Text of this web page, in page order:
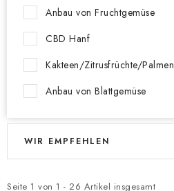
Anbau von Fruchtgemüse
CBD Hanf
Kakteen/Zitrusfrüchte/Palmen
Anbau von Blattgemüse
L
Seite 1 von 1 - 26 Artikel insgesamt
P WIR EMPFEHLEN